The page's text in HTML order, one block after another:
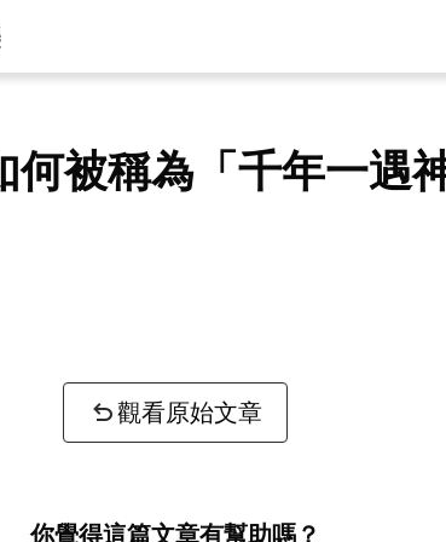
何被稱為「千年一遇
觀看原始文章
你覺得這篇文章有幫助嗎？